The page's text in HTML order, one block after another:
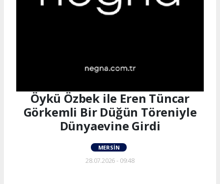
Öykü Özbek ile Eren Tüncar
Görkemli Bir Düğün Töreniyle
Dünyaevine Girdi
MERSIN
28.07.2026 - 09:48